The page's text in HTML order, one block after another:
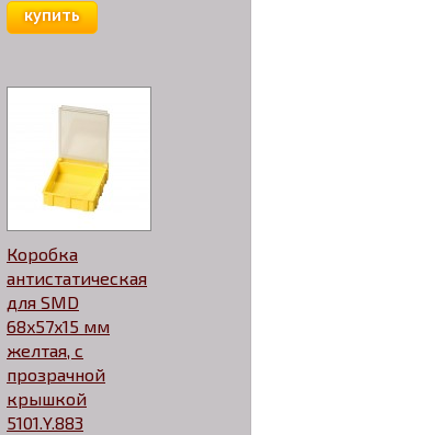
купить
Коробка
антистатическая
для SMD
68x57x15 мм
желтая, с
прозрачной
крышкой
5101.Y.883